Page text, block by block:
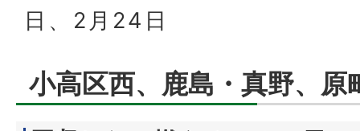
日、2月24日
小高区西、鹿島・真野、原